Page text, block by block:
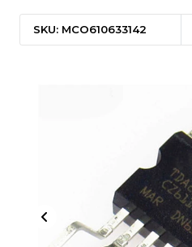
SKU: MCO610633142